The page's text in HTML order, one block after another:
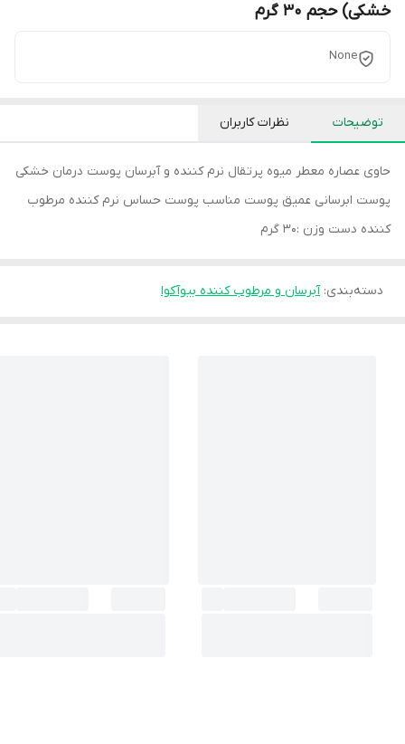
خشکی) حجم 30 گرم
None
توضیحات نظرات کاربران
حاوی عصاره معطر میوه پرتقال نرم کننده و آبرسان پوست درمان خشکی
پوست ابرسانی عمیق پوست مناسب پوست حساس نرم کننده مرطوب
کننده دست وزن :30 گرم
دسته‌بندی:آبرسان و مرطوب کننده بیوآکوا